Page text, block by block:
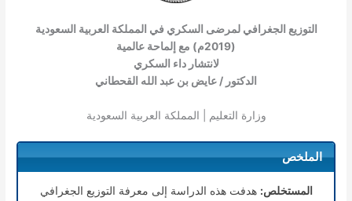
التوزيع الجغرافي لمرضى السكري في المملكة العربية السعودية
(2019م) مع إلماحة عالمية
لانتشار داء السكري
الدكتور / عايض بن عبد الله القحطاني
وزارة التعليم | المملكة العربية السعودية
الملخص
المستخلص: هدفت هذه الدراسة إلى معرفة التوزيع الجغرافي